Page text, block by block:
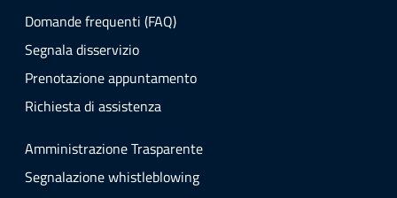
Domande frequenti (FAQ)
Segnala disservizio
Prenotazione appuntamento
Richiesta di assistenza
Amministrazione Trasparente
Segnalazione whistleblowing